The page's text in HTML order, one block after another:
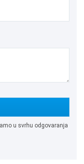
u svrhu odgovaranja